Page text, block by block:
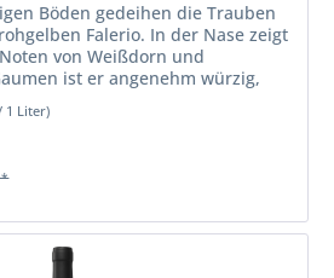
Böden gedeihen die Trauben
Falerio. In der Nase zeigt
von Weißdorn und
ist er angenehm würzig,
1 Liter)
*